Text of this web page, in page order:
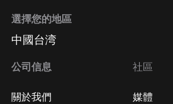
選擇您的地區
中國台湾
公司信息
關於我們
社區
媒體